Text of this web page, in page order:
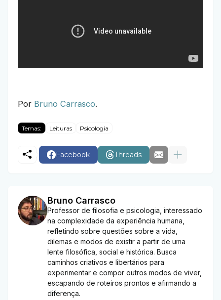
Por Bruno Carrasco.
Temas: Leituras Psicologia
Facebook Threads
Bruno Carrasco
Professor de filosofia e psicologia, interessado
na complexidade da experiência humana,
refletindo sobre questões sobre a vida,
dilemas e modos de existir a partir de uma
lente filosófica, social e histórica. Busca
caminhos criativos e libertários para
experimentar e compor outros modos de viver,
escapando de roteiros prontos e afirmando a
diferença.